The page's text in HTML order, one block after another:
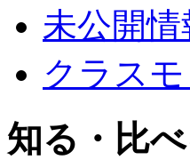
未公開情
クラスモ
知る・比